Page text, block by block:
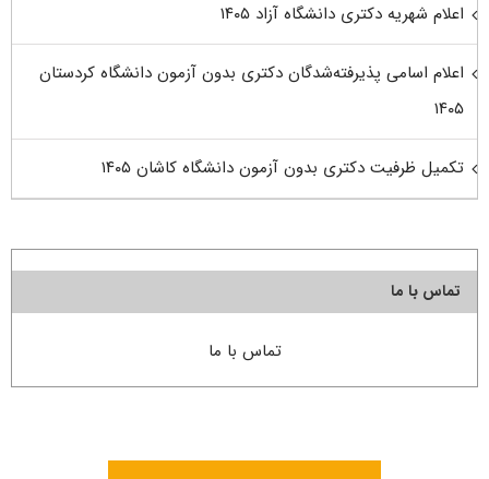
اعلام شهریه دکتری دانشگاه آزاد ۱۴۰۵
اعلام اسامی پذیرفته‌شدگان دکتری بدون آزمون دانشگاه کردستان
۱۴۰۵
تکمیل ظرفیت دکتری بدون آزمون دانشگاه کاشان ۱۴۰۵
تماس با ما
تماس با ما